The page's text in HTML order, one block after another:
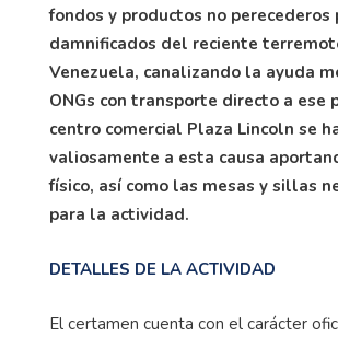
fondos y productos no perecederos
damnificados del reciente
Venezuela, canalizando la ayuda
ONGs con transporte directo a ese
centro comercial Plaza Lincoln se
valiosamente a esta causa
físico, así como las mesas y sillas
para la actividad.
DETALLES DE LA ACTIVIDAD
El certamen cuenta con el carácter